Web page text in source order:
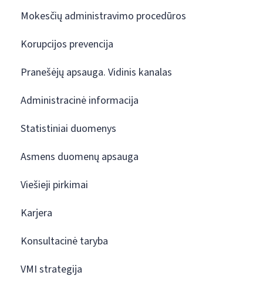
Mokesčių administravimo procedūros
Korupcijos prevencija
Pranešėjų apsauga. Vidinis kanalas
Administracinė informacija
Statistiniai duomenys
Asmens duomenų apsauga
Viešieji pirkimai
Karjera
Konsultacinė taryba
VMI strategija